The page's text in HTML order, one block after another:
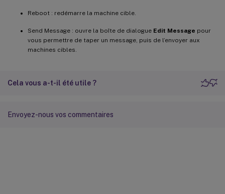
Reboot : redémarre la machine cible.
Send Message : ouvre la boîte de dialogue Edit Message pour
vous permettre de taper un message, puis de l’envoyer aux
machines cibles.
Cela vous a-t-il été utile ?
Envoyez-nous vos commentaires